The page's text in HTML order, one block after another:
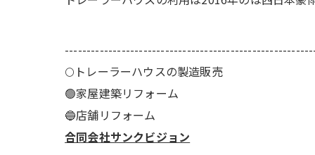
🌕️トレーラーハウスの製造販売
🟢家屋建築リフォーム
🔵店舗リフォーム
合同会社サンクビジョン